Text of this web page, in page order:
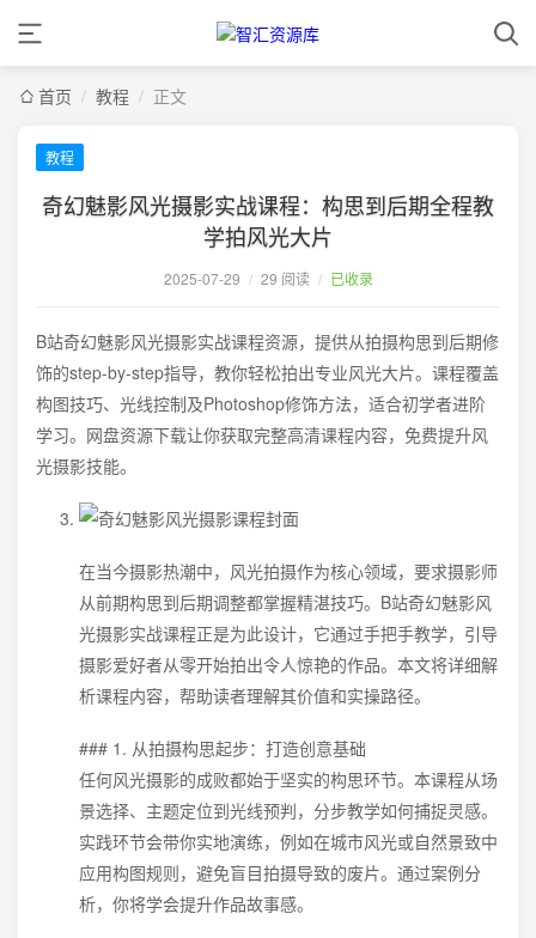
首页 / 教程 / 正文
教程
奇幻魅影风光摄影实战课程：构思到后期全程教
学拍风光大片
2025-07-29 / 29 阅读 / 已收录
B站奇幻魅影风光摄影实战课程资源，提供从拍摄构思到后期修
饰的step-by-step指导，教你轻松拍出专业风光大片。课程覆盖
构图技巧、光线控制及Photoshop修饰方法，适合初学者进阶
学习。网盘资源下载让你获取完整高清课程内容，免费提升风
光摄影技能。
在当今摄影热潮中，风光拍摄作为核心领域，要求摄影师
从前期构思到后期调整都掌握精湛技巧。B站奇幻魅影风
光摄影实战课程正是为此设计，它通过手把手教学，引导
摄影爱好者从零开始拍出令人惊艳的作品。本文将详细解
析课程内容，帮助读者理解其价值和实操路径。
### 1. 从拍摄构思起步：打造创意基础
任何风光摄影的成败都始于坚实的构思环节。本课程从场
景选择、主题定位到光线预判，分步教学如何捕捉灵感。
实践环节会带你实地演练，例如在城市风光或自然景致中
应用构图规则，避免盲目拍摄导致的废片。通过案例分
析，你将学会提升作品故事感。